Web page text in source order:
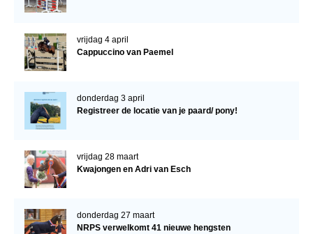
vrijdag 4 april
Cappuccino van Paemel
donderdag 3 april
Registreer de locatie van je paard/ pony!
vrijdag 28 maart
Kwajongen en Adri van Esch
donderdag 27 maart
NRPS verwelkomt 41 nieuwe hengsten